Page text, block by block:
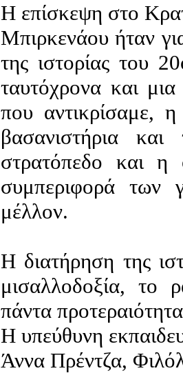
Η επίσκεψη στο
Μπιρκενάου ήταν
της ιστορίας του
ταυτόχρονα και μια
που αντικρίσαμε,
βασανιστήρια
στρατόπεδο και η
συμπεριφορά των
μέλλον.
Η διατήρηση της
μισαλλοδοξία, το
πάντα
Η υπεύθυνη
Άννα Πρέντζα,